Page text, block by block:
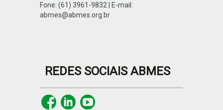
Fone: (61) 3961-9832 | E-mail:
abmes@abmes.org.br
REDES SOCIAIS ABMES